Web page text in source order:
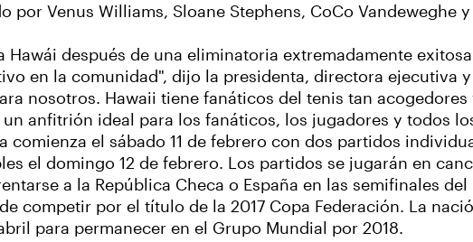
Venus Williams, Sloane Stephens, CoCo Vandeweghe
Hawái después de una eliminatoria extremadamente
en la comunidad", dijo la presidenta, directora ejecutiva
nosotros. Hawaii tiene fanáticos del tenis tan acogedores
anfitrión ideal para los fanáticos, los jugadores y todos
el sábado 11 de febrero con dos partidos
el domingo 12 de febrero. Los partidos se jugarán en
a la República Checa o España en las semifinales
competir por el título de la 2017 Copa Federación. La
para permanecer en el Grupo Mundial por 2018.